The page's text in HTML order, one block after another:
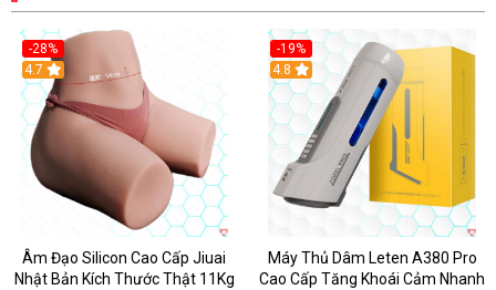
-28%
4.7
Âm Đạo Silicon Cao Cấp Jiuai
Nhật Bản Kích Thước Thật 11Kg
-19%
Hot
4.8
Máy Thủ Dâm Leten A380 Pro
Cao Cấp Tăng Khoái Cảm Nhanh